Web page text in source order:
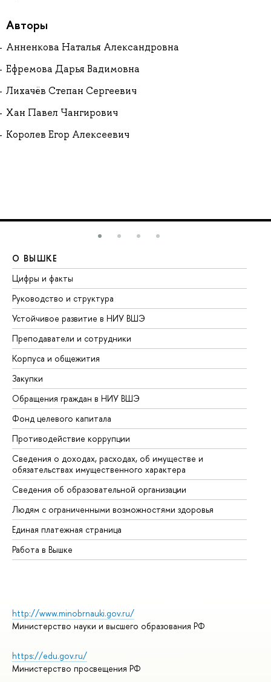
Авторы
Анненкова Наталья Александровна
Ефремова Дарья Вадимовна
Лихачёв Степан Сергеевич
Хан Павел Чангирович
Королев Егор Алексеевич
О ВЫШКЕ
Цифры и факты
Руководство и структура
Устойчивое развитие в НИУ ВШЭ
Преподаватели и сотрудники
Корпуса и общежития
Закупки
Обращения граждан в НИУ ВШЭ
Фонд целевого капитала
Противодействие коррупции
Сведения о доходах, расходах, об имуществе и
обязательствах имущественного характера
Сведения об образовательной организации
Людям с ограниченными возможностями здоровья
Единая платежная страница
Работа в Вышке
http://www.minobrnauki.gov.ru/
Министерство науки и высшего образования РФ
https://edu.gov.ru/
Министерство просвещения РФ